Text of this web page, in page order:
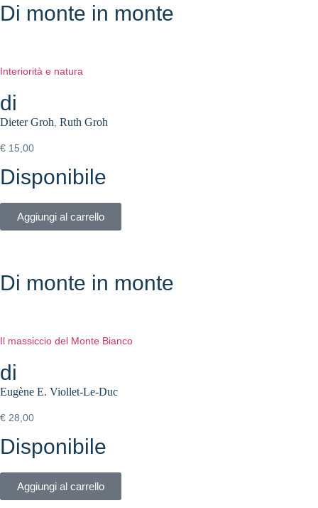
Di monte in monte
Interiorità e natura
di
Dieter Groh Ruth Groh
€ 15,00
Disponibile
Aggiungi al carrello
Di monte in monte
Il massiccio del Monte Bianco
di
Eugène E. Viollet-Le-Duc
€ 28,00
Disponibile
Aggiungi al carrello